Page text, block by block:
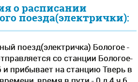
о расписании
поезда(электрички):
поезд(электричка) Бологое -
со станции Бологое-
прибывает на станцию Тверь в